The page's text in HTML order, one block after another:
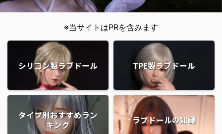
※当サイトはPRを含みます
シリコン製ラブドール TPE製ラブドール
タイプ別おすすめラン
キング
ラブドールの知識